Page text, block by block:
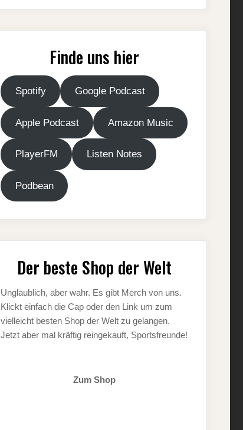
Finde uns hier
Spotify Google Podcast
Apple Podcast Amazon Music
PlayerFM Listen Notes
Podbean
Der beste Shop der Welt
Unglaublich, aber wahr. Es gibt Merch von uns.
Klickt einfach die Cap oder den Link um zum
vielleicht besten Shop der Welt zu gelangen.
Jetzt aber mal kräftig reingekauft, Sportsfreunde!
Zum Shop